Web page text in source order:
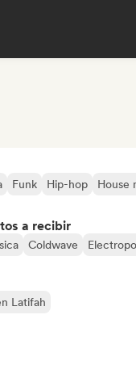
Funk Hip-hop House
a recibir
Coldwave
Latifah